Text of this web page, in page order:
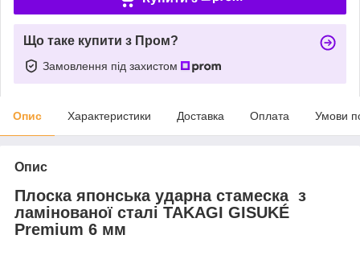
Що таке купити з Пром?
Замовлення під захистом
Опис Характеристики Доставка Оплата Умови
Опис
Плоска японська ударна стамеска з
ламінованої сталі TAKAGI GISUKÉ
Premium 6 мм